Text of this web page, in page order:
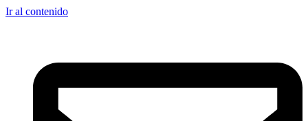
Ir al contenido